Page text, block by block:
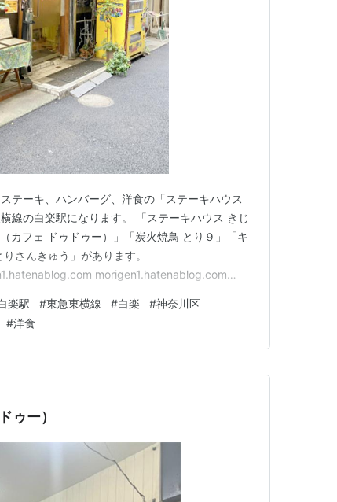
テーキ、ハンバーグ、洋食の「ステーキハウス
線の白楽駅になります。 「ステーキハウス きじ
カフェ ドゥドゥー）」「炭火焼鳥 とり９」「キ
さんきゅう」があります。
morigen1.hatenablog.com
舗外観…
楽駅 #東急東横線 #白楽 #神奈川区
#洋食
ゥー）